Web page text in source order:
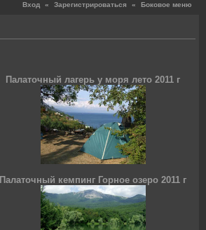
Вход « Зарегистрироваться « Боковое меню
Палаточный лагерь у моря лето 2011 г
Палаточный кемпинг Горное озеро 2011 г